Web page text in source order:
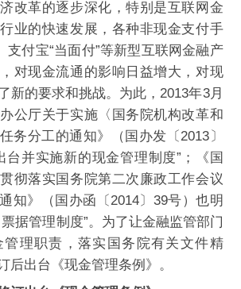
革的逐步深化，特别是互联网金
业的快速发展，各种非现金支付手
支付宝“当面付”等新型互联网金融产
对现金流通的影响日益增大，对现
新的要求和挑战。为此，2013年3月
公厅关于实施〈国务院机构改革和
务分工的通知》（国办发〔2013〕
台并实施新的现金管理制度”；《国
彻落实国务院第二次廉政工作会议
知》（国办函〔2014〕39号）也明
据管理制度”。为了让金融监管部门
理职责，落实国务院有关文件精
后出台《现金管理条例》。